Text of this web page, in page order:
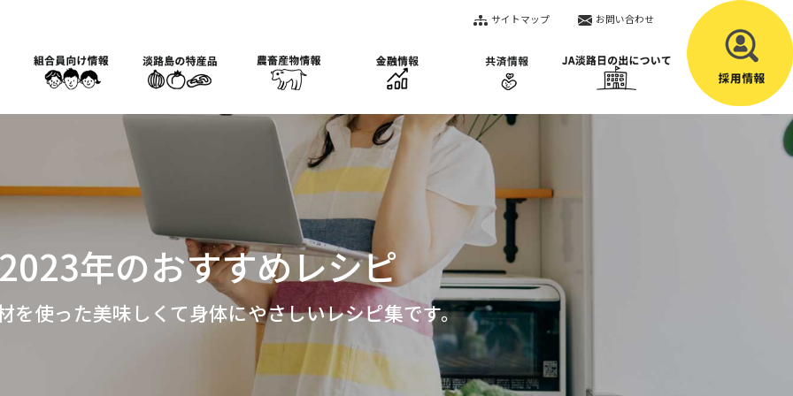
お問い合わせ
サイトマップ
年のおすすめレシピ
を使った美味しくて身体にやさしいレシピ集です。